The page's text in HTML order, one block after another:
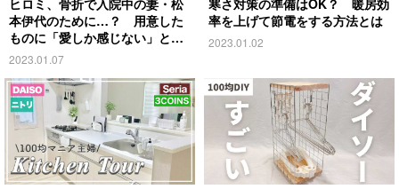
本伊代のために…？ 用意した
ものに「愛しか感じない」と反
響
2023.01.07
率を上げて節電をする方法とは
2023.01.02